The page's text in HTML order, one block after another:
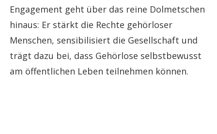
Engagement geht über das reine Dolmetschen
hinaus: Er stärkt die Rechte gehörloser
Menschen, sensibilisiert die Gesellschaft und
trägt dazu bei, dass Gehörlose selbstbewusst
am öffentlichen Leben teilnehmen können.